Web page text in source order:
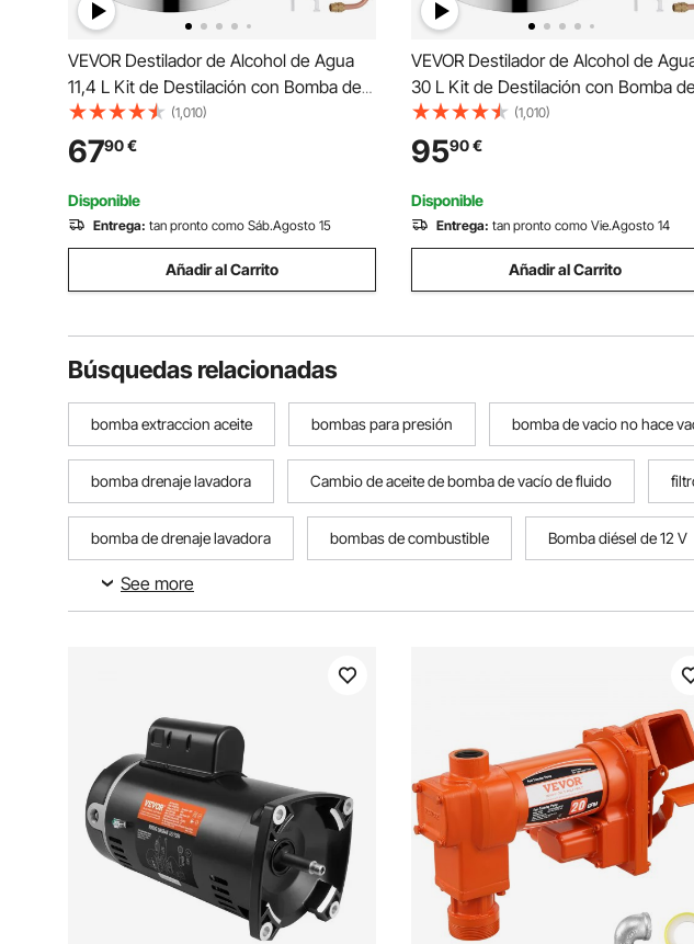
VEVOR Destilador de Alcohol de Agua
11,4 L Kit de Destilación con Bomba de
Circulación, Tubo de Cobre para
Alambique de Alcohol con Termómetro
Incorporado para Whisky, Alcohol DIY,
Acero Inoxidable
(1,010)
6790€
Disponible
Entrega: tan pronto como Sáb.Agosto 15
Añadir al Carrito
VEVOR Destilador de Alcohol de
30 L Kit de Destilación con Bomba
Circulación, Tubo de Cobre para
Alambique de Alcohol con
Incorporado para Whisky, Alcohol DIY,
Acero Inoxidable
(1,010)
9590€
Disponible
Entrega: tan pronto como Vie.Agosto 14
Añadir al Carrito
Búsquedas relacionadas
bomba extraccion aceite bombas para presión bomba de vacio no hace
bomba drenaje lavadora Cambio de aceite de bomba de vacío de fluido
bomba de drenaje lavadora bombas de combustible Bomba diésel de 12 V
bomba de vacío al vacio
See more